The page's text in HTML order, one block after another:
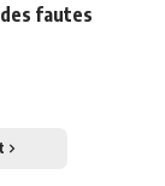
fautes